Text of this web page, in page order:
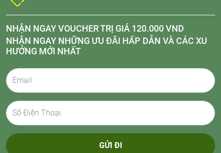
NHẬN NGAY VOUCHER TRỊ GIÁ 120.000 VND
NHẬN NGAY NHỮNG ƯU ĐÃI HẤP DẪN VÀ CÁC XU
HƯỚNG MỚI NHẤT
GỬI ĐI